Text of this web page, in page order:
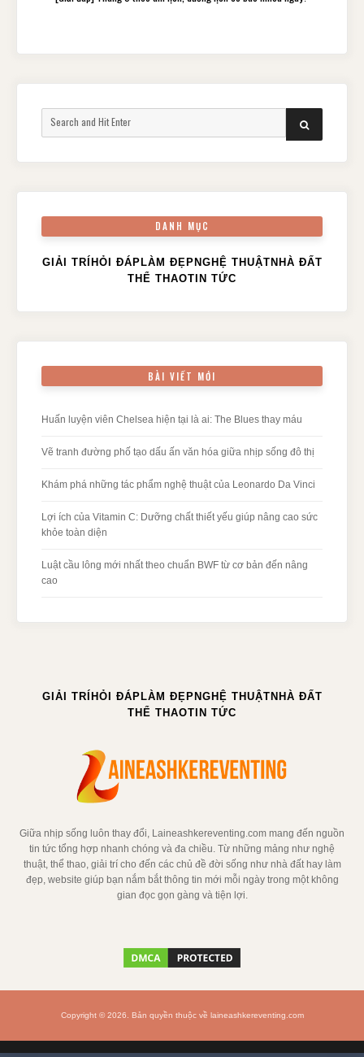
SEARCH
DANH MỤC
GIẢI TRÍ HỎI ĐÁP LÀM ĐẸP NGHỆ THUẬT NHÀ ĐẤT
THỂ THAOTIN TỨC
BÀI VIẾT MỚI
Huấn luyện viên Chelsea hiện tại là ai: The Blues thay máu
Vẽ tranh đường phố tạo dấu ấn văn hóa giữa nhịp sống đô thị
Khám phá những tác phẩm nghệ thuật của Leonardo Da Vinci
Lợi ích của Vitamin C: Dưỡng chất thiết yếu giúp nâng cao sức
khỏe toàn diện
Luật cầu lông mới nhất theo chuẩn BWF từ cơ bản đến nâng
cao
GIẢI TRÍ HỎI ĐÁP LÀM ĐẸP NGHỆ THUẬT NHÀ ĐẤT
THỂ THAOTIN TỨC
Giữa nhịp sống luôn thay đổi, Laineashkereventing.com mang đến nguồn
tin tức tổng hợp nhanh chóng và đa chiều. Từ những mảng như nghệ
thuật, thể thao, giải trí cho đến các chủ đề đời sống như nhà đất hay làm
đẹp, website giúp bạn nắm bắt thông tin mới mỗi ngày trong một không
gian đọc gọn gàng và tiện lợi.
Copyright © 2026. Bản quyền thuộc về laineashkereventing.com